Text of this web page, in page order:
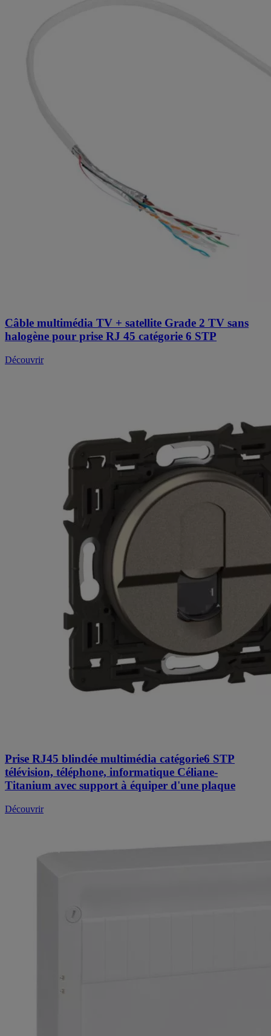
Câble multimédia TV + satellite Grade 2 TV sans
halogène pour prise RJ 45 catégorie 6 STP
Découvrir
Prise RJ45 blindée multimédia catégorie6 STP
télévision, téléphone, informatique Céliane-
Titanium avec support à équiper d'une plaque
Découvrir